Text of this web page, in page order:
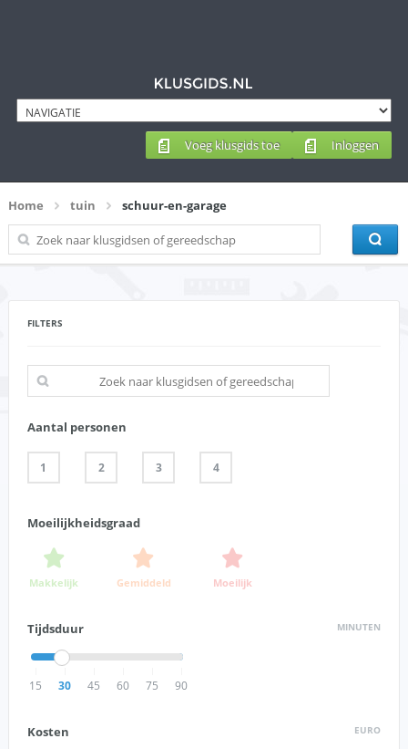
Inloggen
Voeg klusgids toe
Home tuin schuur-en-garage
FILTERS
Aantal personen
1 2 3 4
Moeilijkheidsgraad
Makkelijk Gemiddeld Moeilijk
MINUTEN
Tijdsduur
15 30 45 60 75 90
EURO
Kosten